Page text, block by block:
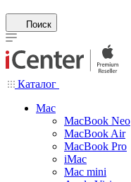
Поиск
Каталог
Mac
MacBook Neo
MacBook Air
MacBook Pro
iMac
Mac mini